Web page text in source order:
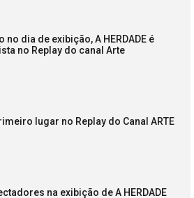
dia de exibição, A HERDADE é
no Replay do canal Arte
lugar no Replay do Canal ARTE
na exibição de A HERDADE